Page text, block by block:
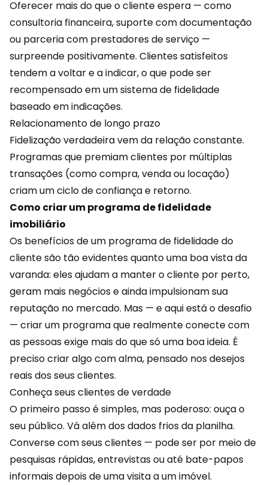
Oferecer mais do que o cliente espera — como
consultoria financeira, suporte com documentação
ou parceria com prestadores de serviço —
surpreende positivamente. Clientes satisfeitos
tendem a voltar e aindicar, o que pode ser
recompensado em um sistema de fidelidade
baseado em indicações.
Relacionamento de longo prazo
Fidelização verdadeira vem da relação constante.
Programas que premiam clientes por múltiplas
transações (como compra, venda ou locação)
criam um ciclo de confiança e retorno.
Como criar um programa de fidelidade
imobiliário
Os benefícios de um programa de fidelidade do
cliente são tão evidentes quanto uma boa vista da
varanda: eles ajudam a manter o cliente por perto,
geram mais negócios e ainda impulsionam sua
reputação no mercado. Mas — e aqui está o desafio
— criar um programa que realmente conecte com
as pessoas exige mais do que só uma boa ideia. É
preciso criar algo com alma, pensado nos desejos
reais dos seus clientes.
Conheça seus clientes de verdade
O primeiro passo é simples, mas poderoso: ouça o
seu público. Vá além dosdados frios da planilha.
Converse com seus clientes — pode ser por meio de
pesquisas rápidas, entrevistas ou até bate-papos
informais depois de uma visita a um imóvel.